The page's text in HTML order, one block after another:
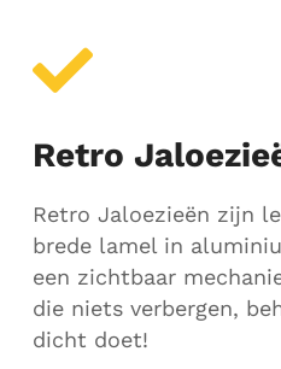
Retro
Retro Jaloezieën zijn
brede lamel in
een zichtbaar
die niets verbergen,
dicht doet!